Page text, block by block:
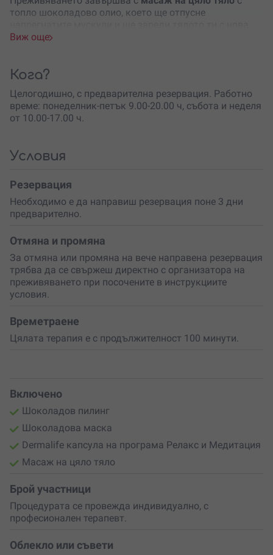
топло шоколадово олио, което ще отпусне
енергия.
шоколада и мечтае за
за специални поводи като
или просто като жест нагрижа и внимание.
Ако търсиш начин да избягаш от стреса и да се
и подарина себе си или на любим човек сладка
Виж още
Кога?
Целогодишно, с предварителна резервация. Работно
време: понеделник-петък 9.00-20.00 ч, събота и неделя
от 10.00-17.00 ч.
Условия
Резервация
Необходимо е да направиш резервация поне 3 дни
предварително.
Отмяна и промяна
За отмяна или промяна на вече направена резервация
трябва да се свържеш директно с организатора на
преживяването при посочените в инструкциите
условия.
Времетраене
Цялата терапия е с продължителност 100 минути.
Включено
Шоколадов пилинг
Шоколадова маска
Dermalife капсула на програма Релакс и Медитация
Масаж на цяло тяло
Брой участници
Процедурата се провежда индивидуално, с
професионален терапевт.
Облекло или съвети